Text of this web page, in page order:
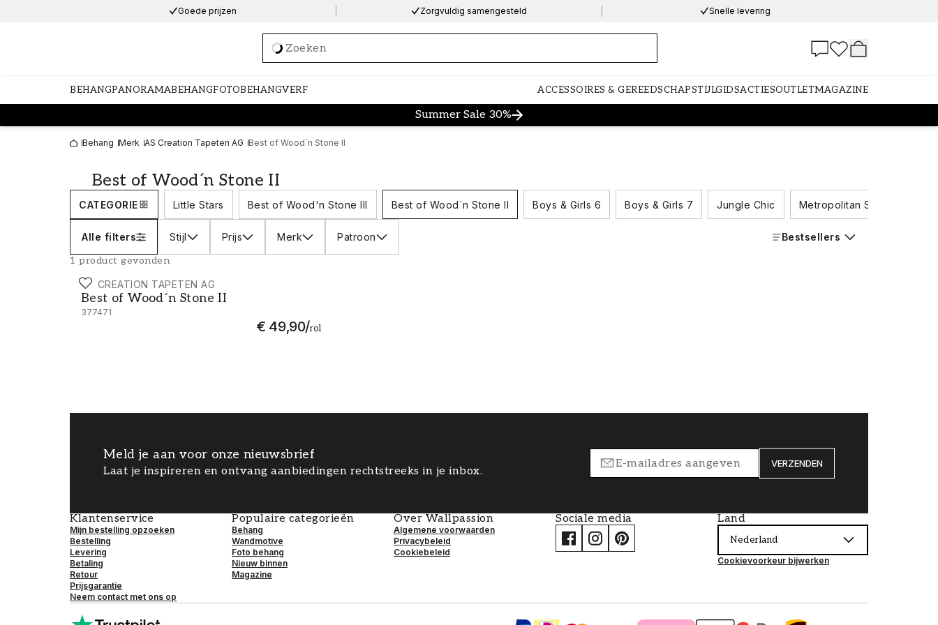
Goede prijzen Zorgvuldig samengesteld Snelle levering
Loading…
BEHANGPANORAMABEHANGFOTOBEHANGVERF ACCESSOIRES & GEREEDSCHAPSTIJLGIDSACTIESOUTLETMAGAZINE
Summer Sale 30%
Behang Merk AS Creation Tapeten AG Best of Wood´n Stone II
Best of Wood´n Stone II
CATEGORIE Little Stars Best of Wood'n Stone III Best of Wood´n Stone II Boys & Girls 6 Boys & Girls 7 Jungle Chic Metropolitan Stories III
Alle filters Stijl Prijs Merk Patroon
Bestsellers
1 product gevonden
AS CREATION TAPETEN AG
Best of Wood´n Stone II
377471
€ 49,90/rol
Best of Wood´n Stone II - 377471
Meld je aan voor onze nieuwsbrief
Laat je inspireren en ontvang aanbiedingen rechtstreeks in je inbox.
VERZENDEN
Klantenservice
Mijn bestelling opzoeken
Bestelling
Levering
Betaling
Retour
Prijsgarantie
Neem contact met ons op
Populaire categorieën
Behang
Wandmotive
Foto behang
Nieuw binnen
Magazine
Over Wallpassion
Algemene voorwaarden
Privacybeleid
Cookiebeleid
Sociale media Land
Nederland
Cookievoorkeur bijwerken